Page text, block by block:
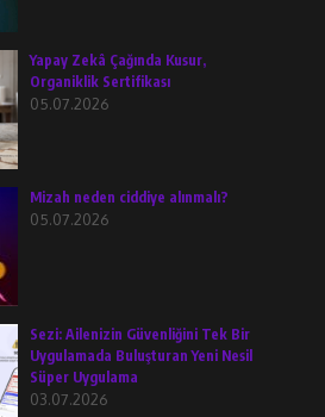
Yapay Zekâ Çağında Kusur,
Organiklik Sertifikası
05.07.2026
Mizah neden ciddiye alınmalı?
05.07.2026
Sezi: Ailenizin Güvenliğini Tek Bir
Uygulamada Buluşturan Yeni Nesil
Süper Uygulama
03.07.2026